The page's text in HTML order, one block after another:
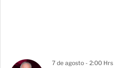
7 de agosto - 2:00 Hrs